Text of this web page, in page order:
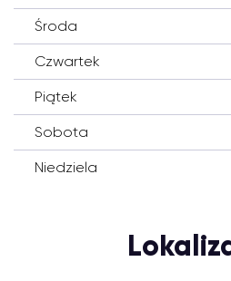
Środa
Czwartek
Piątek
Sobota
Niedziela